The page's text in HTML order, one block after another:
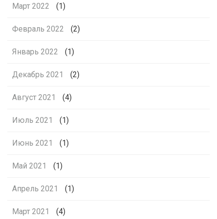
Март 2022 (1)
Февраль 2022 (2)
Январь 2022 (1)
Декабрь 2021 (2)
Август 2021 (4)
Июль 2021 (1)
Июнь 2021 (1)
Май 2021 (1)
Апрель 2021 (1)
Март 2021 (4)